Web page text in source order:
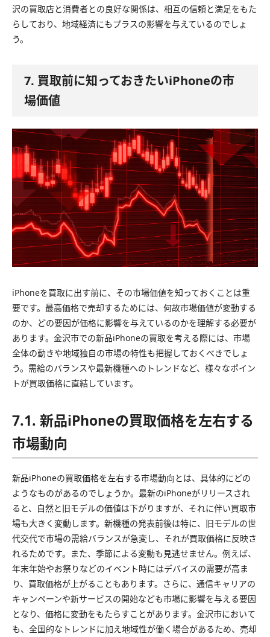
沢の買取店と消費者との良好な関係は、相互の信頼と満足をもた
らしており、地域経済にもプラスの影響を与えているのでしょ
う。
7. 買取前に知っておきたいiPhoneの市
場価値
iPhoneを買取に出す前に、その市場価値を知っておくことは重
要です。最高価格で売却するためには、何故市場価値が変動する
のか、どの要因が価格に影響を与えているのかを理解する必要が
あります。金沢市での新品iPhoneの買取を考える際には、市場
全体の動きや地域独自の市場の特性も把握しておくべきでしょ
う。需給のバランスや最新機種へのトレンドなど、様々なポイン
トが買取価格に直結しています。
7.1. 新品iPhoneの買取価格を左右する
市場動向
新品iPhoneの買取価格を左右する市場動向とは、具体的にどの
ようなものがあるのでしょうか。最新のiPhoneがリリースされ
ると、自然と旧モデルの価値は下がりますが、それに伴い買取市
場も大きく変動します。新機種の発表前後は特に、旧モデルの世
代交代で市場の需給バランスが急変し、それが買取価格に反映さ
れるためです。また、季節による変動も見逃せません。例えば、
年末年始やお祭りなどのイベント時にはデバイスの需要が高ま
り、買取価格が上がることもあります。さらに、通信キャリアの
キャンペーンや新サービスの開始なども市場に影響を与える要因
となり、価格に変動をもたらすことがあります。金沢市において
も、全国的なトレンドに加え地域性が働く場合があるため、売却